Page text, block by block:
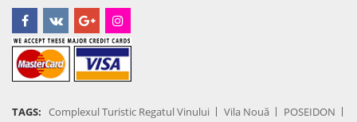
TAGS: Complexul Turistic Regatul Vinului Vila Nouă
POSEIDON